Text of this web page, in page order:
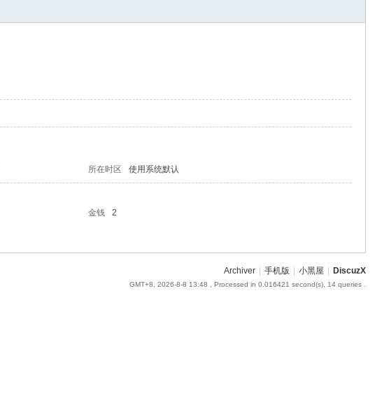
所在时区 使用系统默认
金钱
2
Archiver 手机版 小黑屋 DiscuzX
GMT+8, 2026-8-8 13:48 , Processed in 0.016421 second(s), 14 queries .